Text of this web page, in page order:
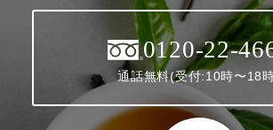
0120-22-
通話無料(受付:10時〜18